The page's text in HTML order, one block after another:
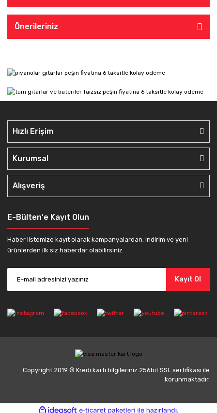
Önerileriniz
Hızlı Erişim
Kurumsal
Alışveriş
E-Bülten'e Kayıt Olun
Haber listemize kayıt olarak kampanyalardan, indirim ve yeni
ürünlerden ilk siz haberdar olabilirsiniz.
Kayıt Ol
Copyright 2019 © Kredi kartı bilgileriniz 256bit SSL sertifikası ile
korunmaktadır.
ideasoft e-